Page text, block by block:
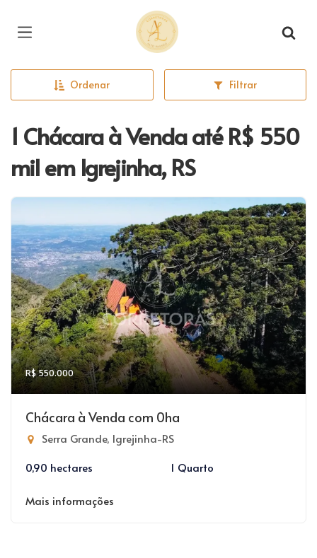
Página inicial
Ordenar Filtrar
1 Chácara à Venda até R$ 550
mil em Igrejinha, RS
R$ 550.000
Chácara à Venda com 0ha
Serra Grande, Igrejinha-RS
0,90 hectares
1 Quarto
Mais informações